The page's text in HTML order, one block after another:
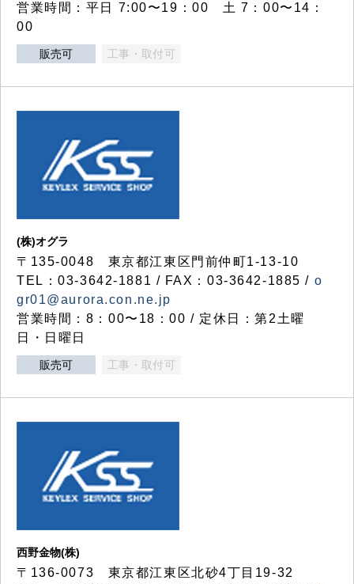
営業時間：平日 7:00〜19：00 土 7：00〜14：
00
販売可 工事・取付可
(株)オグラ
〒135-0048 東京都江東区門前仲町1-13-10
TEL：03-3642-1881 / FAX：03-3642-1885 / o
gr01@aurora.con.ne.jp
営業時間：8：00〜18：00 / 定休日：第2土曜
日・日曜日
販売可 工事・取付可
西野金物(株)
〒136-0073 東京都江東区北砂4丁目19-32